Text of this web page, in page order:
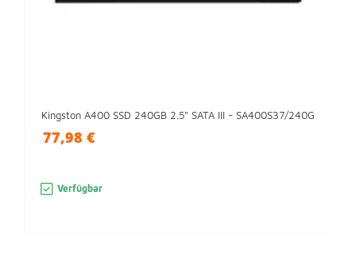
Kingston A400 SSD 240GB 2.5" SATA III - SA400S37/240G
77,98 €
Verfügbar